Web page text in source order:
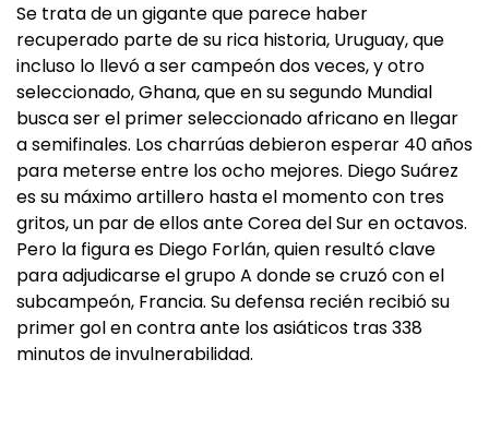
Se trata de un gigante que parece haber
recuperado parte de su rica historia, Uruguay, que
incluso lo llevó a ser campeón dos veces, y otro
seleccionado, Ghana, que en su segundo Mundial
busca ser el primer seleccionado africano en llegar
a semifinales. Los charrúas debieron esperar 40 años
para meterse entre los ocho mejores. Diego Suárez
es su máximo artillero hasta el momento con tres
gritos, un par de ellos ante Corea del Sur en octavos.
Pero la figura es Diego Forlán, quien resultó clave
para adjudicarse el grupo A donde se cruzó con el
subcampeón, Francia. Su defensa recién recibió su
primer gol en contra ante los asiáticos tras 338
minutos de invulnerabilidad.